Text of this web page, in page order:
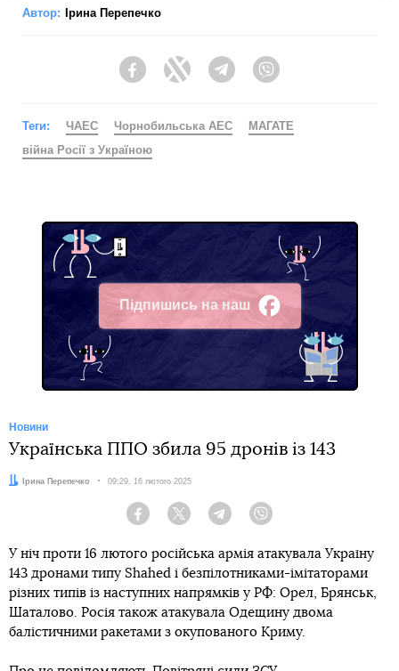
Автор: Ірина Перепечко
FacebookTwitter Telegram
Теги: ЧАЕС Чорнобильська АЕС
МАГАТЕ
війна Росії з Україною
Підпишись на наш
Facebook
Новини
Українська ППО збила 95 дронів із 143
Автор:Ірина Перепечко Дата:
09:29, 16 лютого 2025
Facebook Twitter Telegram
У ніч проти 16 лютого російська армія атакувала Україну
143 дронами типу Shahed і безпілотниками-імітаторами
різних типів із наступних напрямків у РФ: Орел, Брянськ,
Шаталово. Росія також атакувала Одещину двома
балістичними ракетами з окупованого Криму.